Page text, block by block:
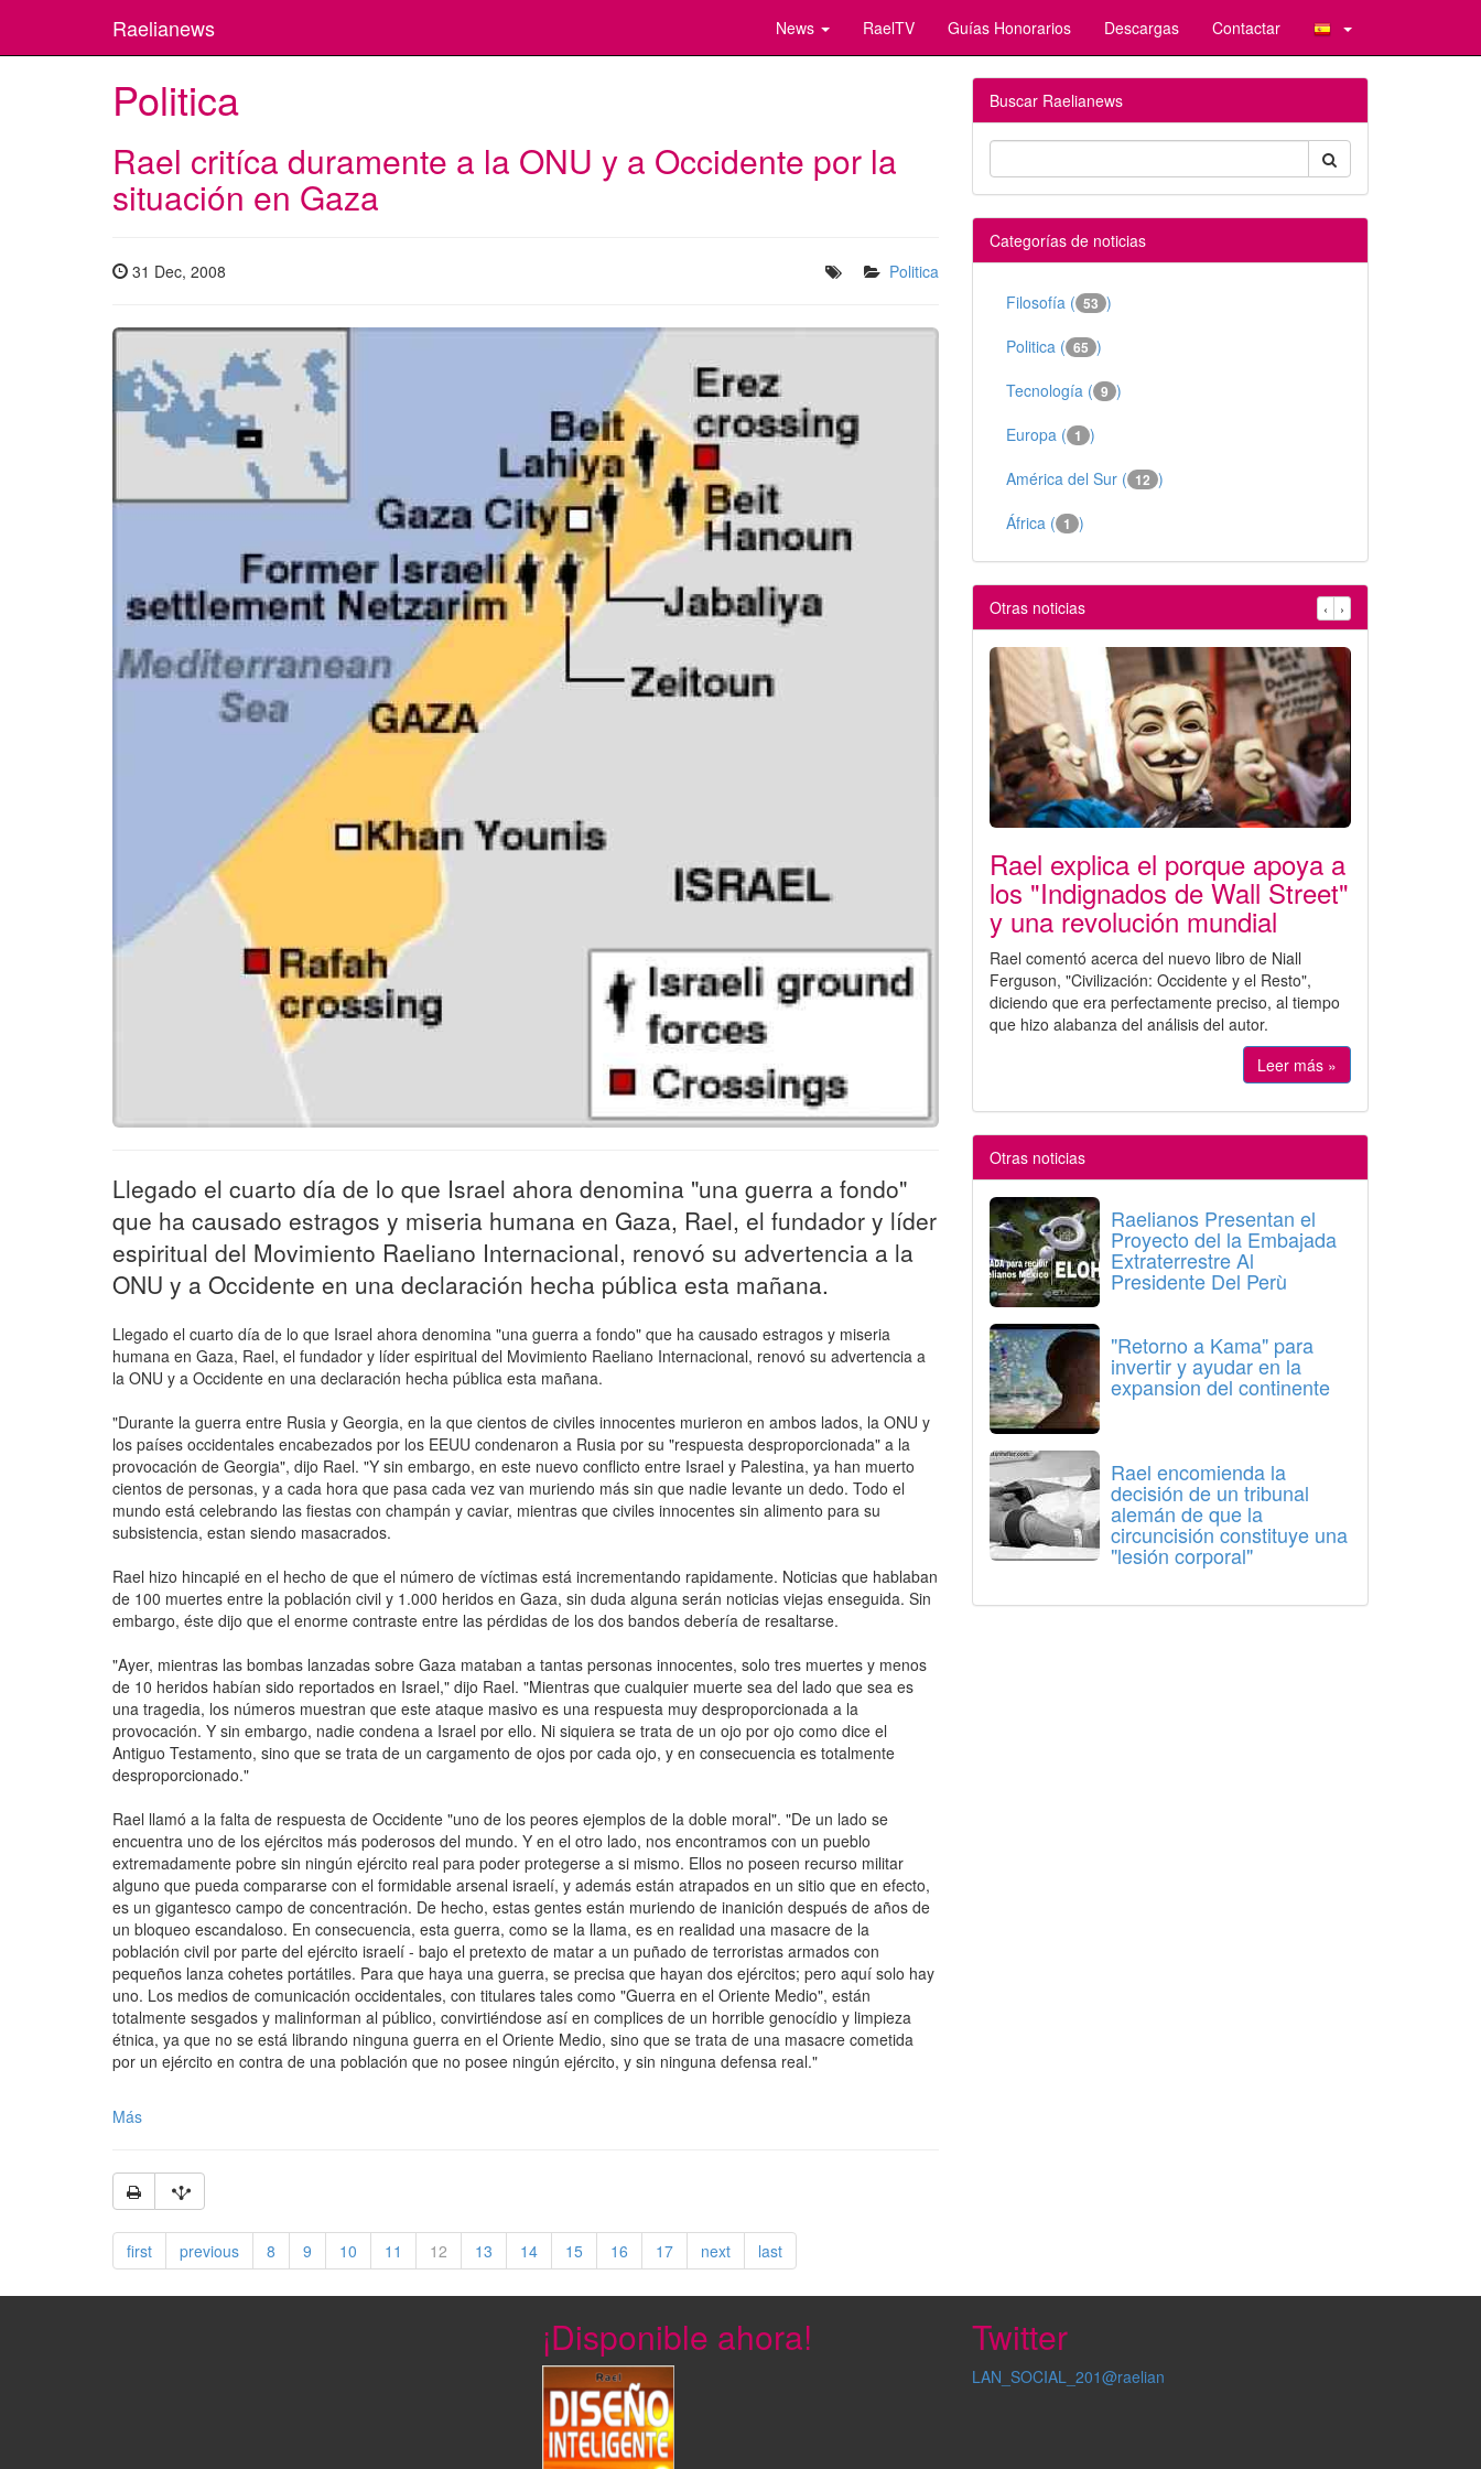
Raelianews News RaelTV Guías Honorarios Descargas Contactar
Politica
Rael critíca duramente a la ONU y a Occidente por la
situación en Gaza
31 Dec, 2008 Politica
Llegado el cuarto día de lo que Israel ahora denomina "una guerra a fondo"
que ha causado estragos y miseria humana en Gaza, Rael, el fundador y líder
espiritual del Movimiento Raeliano Internacional, renovó su advertencia a la
ONU y a Occidente en una declaración hecha pública esta mañana.
Llegado el cuarto día de lo que Israel ahora denomina "una guerra a fondo" que ha causado estragos y miseria
humana en Gaza, Rael, el fundador y líder espiritual del Movimiento Raeliano Internacional, renovó su advertencia a
la ONU y a Occidente en una declaración hecha pública esta mañana.
"Durante la guerra entre Rusia y Georgia, en la que cientos de civiles innocentes murieron en ambos lados, la ONU y
los países occidentales encabezados por los EEUU condenaron a Rusia por su "respuesta desproporcionada" a la
provocación de Georgia", dijo Rael. "Y sin embargo, en este nuevo conflicto entre Israel y Palestina, ya han muerto
cientos de personas, y a cada hora que pasa cada vez van muriendo más sin que nadie levante un dedo. Todo el
mundo está celebrando las fiestas con champán y caviar, mientras que civiles innocentes sin alimento para su
subsistencia, estan siendo masacrados.
Rael hizo hincapié en el hecho de que el número de víctimas está incrementando rapidamente. Noticias que hablaban
de 100 muertes entre la población civil y 1.000 heridos en Gaza, sin duda alguna serán noticias viejas enseguida. Sin
embargo, éste dijo que el enorme contraste entre las pérdidas de los dos bandos debería de resaltarse.
"Ayer, mientras las bombas lanzadas sobre Gaza mataban a tantas personas innocentes, solo tres muertes y menos
de 10 heridos habían sido reportados en Israel," dijo Rael. "Mientras que cualquier muerte sea del lado que sea es
una tragedia, los números muestran que este ataque masivo es una respuesta muy desproporcionada a la
provocación. Y sin embargo, nadie condena a Israel por ello. Ni siquiera se trata de un ojo por ojo como dice el
Antiguo Testamento, sino que se trata de un cargamento de ojos por cada ojo, y en consecuencia es totalmente
desproporcionado."
Rael llamó a la falta de respuesta de Occidente "uno de los peores ejemplos de la doble moral". "De un lado se
encuentra uno de los ejércitos más poderosos del mundo. Y en el otro lado, nos encontramos con un pueblo
extremadamente pobre sin ningún ejército real para poder protegerse a si mismo. Ellos no poseen recurso militar
alguno que pueda compararse con el formidable arsenal israelí, y además están atrapados en un sitio que en efecto,
es un gigantesco campo de concentración. De hecho, estas gentes están muriendo de inanición después de años de
un bloqueo escandaloso. En consecuencia, esta guerra, como se la llama, es en realidad una masacre de la
población civil por parte del ejército israelí - bajo el pretexto de matar a un puñado de terroristas armados con
pequeños lanza cohetes portátiles. Para que haya una guerra, se precisa que hayan dos ejércitos; pero aquí solo hay
uno. Los medios de comunicación occidentales, con titulares tales como "Guerra en el Oriente Medio", están
totalmente sesgados y malinforman al público, convirtiéndose así en complices de un horrible genocídio y limpieza
étnica, ya que no se está librando ninguna guerra en el Oriente Medio, sino que se trata de una masacre cometida
por un ejército en contra de una población que no posee ningún ejército, y sin ninguna defensa real."
Más
first previous 8 9 10 11 12 13 14 15 16 17 next last
Buscar Raelianews
Categorías de noticias
Filosofía ( 53 )
Politica ( 65 )
Tecnología ( 9 )
Europa ( 1 )
América del Sur ( 12 )
África ( 1 )
Otras noticias ‹ ›
Rael explica el porque apoya a
los "Indignados de Wall Street"
y una revolución mundial
Rael comentó acerca del nuevo libro de Niall
Ferguson, "Civilización: Occidente y el Resto",
diciendo que era perfectamente preciso, al tiempo
que hizo alabanza del análisis del autor.
Leer más »
Otras noticias
Raelianos Presentan el
Proyecto del la Embajada
Extraterrestre Al
Presidente Del Perù
"Retorno a Kama" para
invertir y ayudar en la
expansion del continente
Rael encomienda la
decisión de un tribunal
alemán de que la
circuncisión constituye una
"lesión corporal"
¡Disponible ahora! Twitter
LAN_SOCIAL_201@raelian